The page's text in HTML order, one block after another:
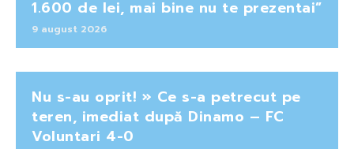
1.600 de lei, mai bine nu te prezentai”
9 august 2026
Nu s-au oprit! » Ce s-a petrecut pe
teren, imediat după Dinamo – FC
Voluntari 4-0